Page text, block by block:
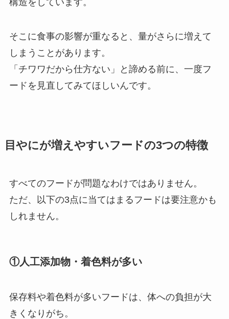
そこに食事の影響が重なると、量がさらに増えて
しまうことがあります。
「チワワだから仕方ない」と諦める前に、一度フ
ードを見直してみてほしいんです。
目やにが増えやすいフードの3つの特徴
すべてのフードが問題なわけではありません。
ただ、以下の3点に当てはまるフードは要注意かも
しれません。
①人工添加物・着色料が多い
保存料や着色料が多いフードは、体への負担が大
きくなりがち。